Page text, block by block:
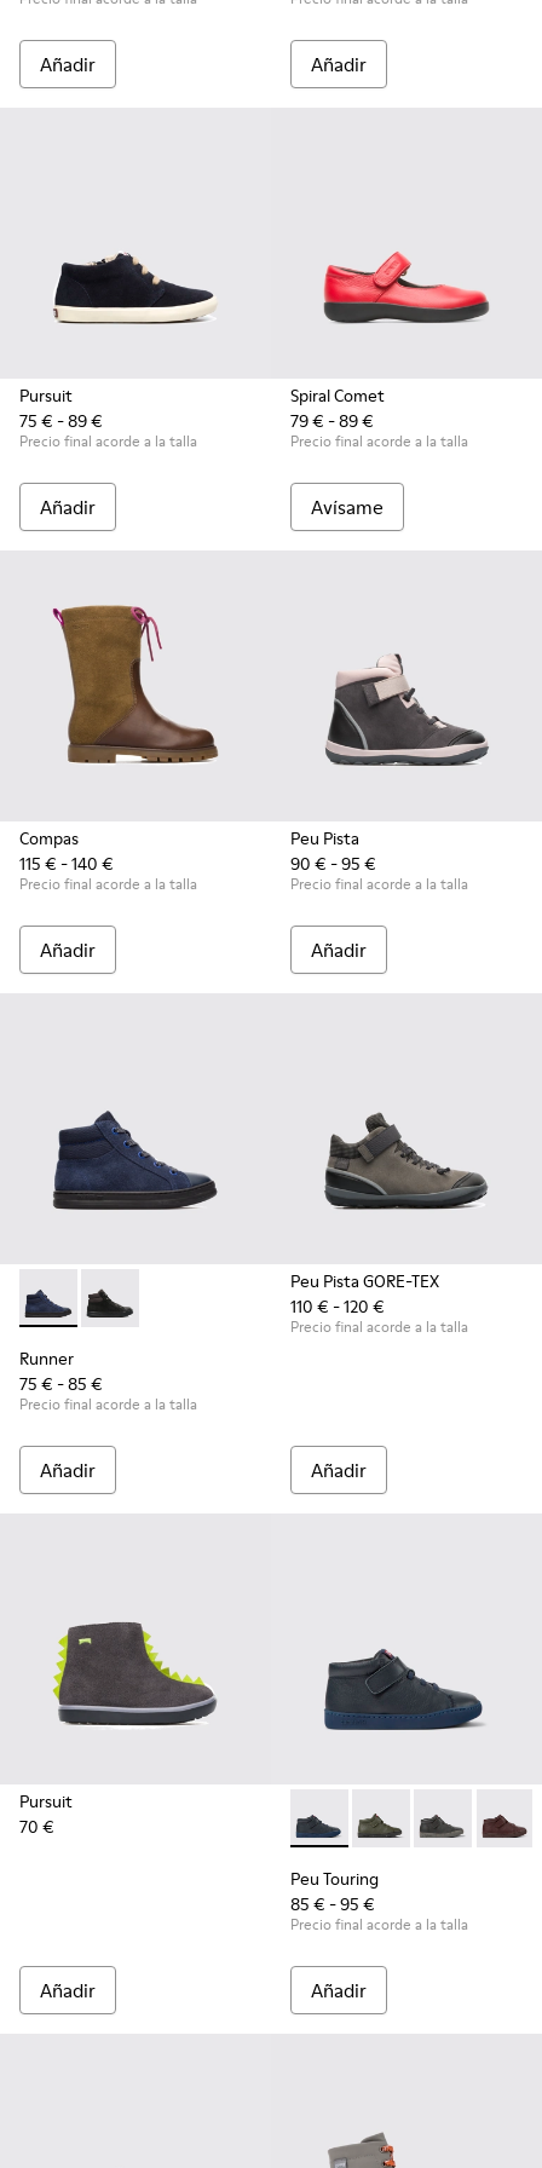
Añadir Añadir
Pursuit
75 € - 89 €
Precio final acorde a la talla
Añadir
Spiral Comet
79 € - 89 €
Precio final acorde a la talla
Avísame
Compas
115 € - 140 €
Precio final acorde a la talla
Añadir
Peu Pista
90 € - 95 €
Precio final acorde a la talla
Añadir
Runner - K900128-004 - Blue
Runner - K900128-003 - Black
Runner
75 € - 85 €
Precio final acorde a la talla
Añadir
Peu Pista GORE-TEX
110 € - 120 €
Precio final acorde a la talla
Añadir
Pursuit
70 €
Añadir
Peu Touring - K900251-014
Peu Touring -Peu Touring -
Peu
Peu Touring
85 € - 95 €
Precio final acorde a la talla
Añadir